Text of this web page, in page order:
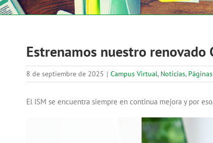
Estrenamos nuestro renovado
8 de septiembre de 2025 | Campus Virtual, Noticias, Páginas
El ISM se encuentra siempre en continua mejora y por